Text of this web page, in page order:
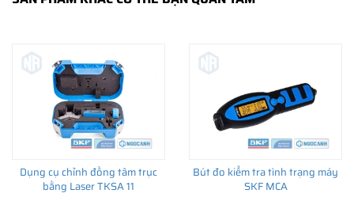
Dụng cụ chỉnh đồng tâm trục
bằng Laser TKSA 11
Bút đo kiểm tra tình trạng máy
SKF MCA